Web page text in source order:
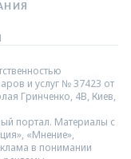
и услуг № 37423 от
Гринченко, 4В, Киев,
портал. Материалы с
«Мнение»,
в понимании